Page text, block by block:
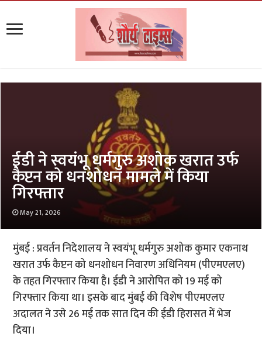
ईडी ने स्वयंभू धर्मगुरु अशोक खरात उर्फ
कैप्टन को धनशोधन मामले में किया
गिरफ्तार
May 21, 2026
मुंबई : प्रवर्तन निदेशालय ने स्वयंभू धर्मगुरु अशोक कुमार एकनाथ
खरात उर्फ कैप्टन को धनशोधन निवारण अधिनियम (पीएमएलए)
के तहत गिरफ्तार किया है। ईडी ने आरोपित को 19 मई को
गिरफ्तार किया था। इसके बाद मुंबई की विशेष पीएमएलए
अदालत ने उसे 26 मई तक सात दिन की ईडी हिरासत में भेज
दिया।